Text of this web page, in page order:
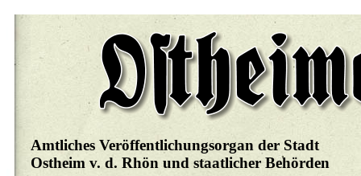
Amtliches Veröffentlichungsorgan der Stadt
Ostheim v. d. Rhön und staatlicher Behörden